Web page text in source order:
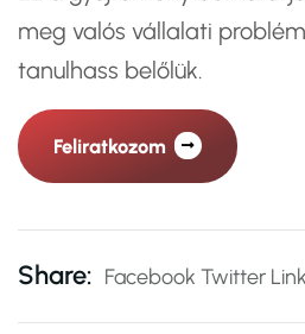
meg valós vállalati
tanulhass belőlük.
Feliratkozom
Share: Facebook Twitter